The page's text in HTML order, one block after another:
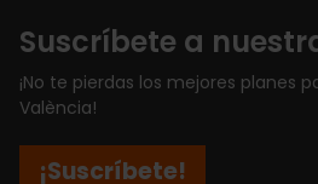
Suscríbete a
¡No te pierdas los mejores planes
València!
¡Suscríbete!